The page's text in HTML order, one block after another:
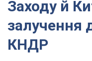
Заходу й
залучення
КНДР